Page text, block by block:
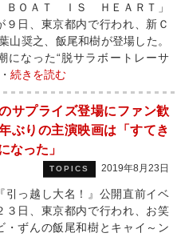
ＢＯＡＴ ＩＳ ＨＥＡＲＴ」
９日、東京都内で行われ、新Ｃ
山奨之、飯尾和樹が登場した。
なった“脱サラボートレーサ
続きを読む
サプライズ登場にファン歓
ぶりの主演映画は「すてき
なった」
TOPICS 2019年8月23日
っ越し大名！』公開直前イベ
３日、東京都内で行われ、お笑
・ずんの飯尾和樹とキャイ～ン